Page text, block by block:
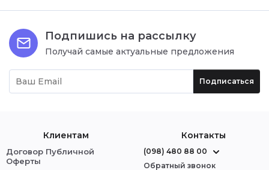
Подпишись на рассылку
Получай самые актуальные предложения
Подписаться
Клиентам
Договор Публичной
Оферты
Контакты
(098) 480 88 00
Обратный звонок